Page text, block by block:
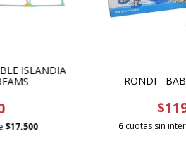
ISLANDIA
$17.500
RONDI -
6 cuotas sin